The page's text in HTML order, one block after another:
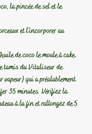
la pincée de sel et le
et l’incorporer au
de coco le moule à cake.
tamis du Vitaliseur de
vapeur) qui a préalablement
35 minutes. Vérifiez la
à la fin et rallongez de 5